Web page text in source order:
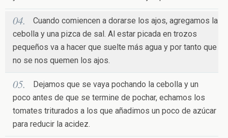
Cuando comiencen a dorarse los ajos, agregamos la
cebolla y una pizca de sal. Al estar picada en trozos
pequeños va a hacer que suelte más agua y por tanto que
no se nos quemen los ajos.
Dejamos que se vaya pochando la cebolla y un
poco antes de que se termine de pochar, echamos los
tomates triturados a los que añadimos un poco de azúcar
para reducir la acidez.